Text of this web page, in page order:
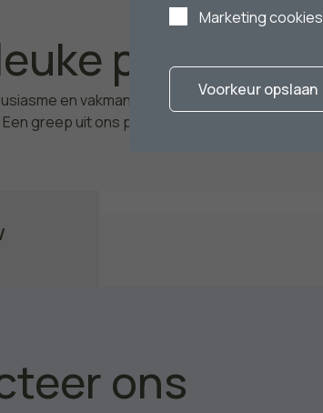
projecten
en vakmanschap werkte Platteau al
greep uit ons portfolio:
ons
Marketing cookies
Voorkeur opslaan